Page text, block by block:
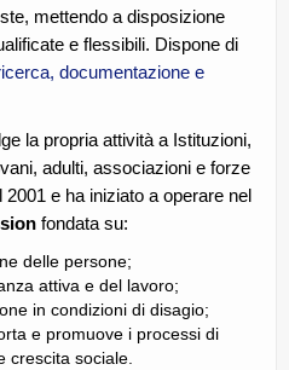
mettendo a disposizione
e flessibili. Dispone di
documentazione e
la propria attività a Istituzioni,
adulti, associazioni e forze
e ha iniziato a operare nel
fondata su:
delle persone;
attiva e del lavoro;
in condizioni di disagio;
e promuove i processi di
crescita sociale.